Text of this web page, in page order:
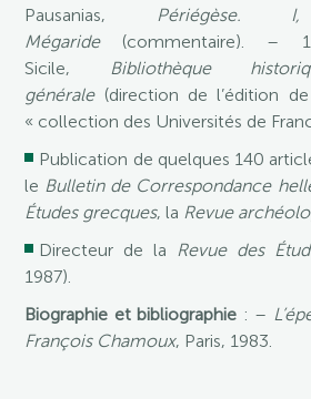
Pausanias,
Mégaride(commentaire). –
Sicile,
Bibliothèque
générale(direction de l’édition
« collection des Universités de
Publication de quelques 140
le Bulletin de Correspondance
Études grecques, la Revue
Directeur de la
Revue des
1987).
Biographie et bibliographie : –
François Chamoux, Paris, 1983.